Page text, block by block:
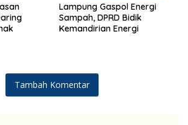
Lampung Gaspol Energi
Sampah, DPRD Bidik
Kemandirian Energi
Tambah Komentar